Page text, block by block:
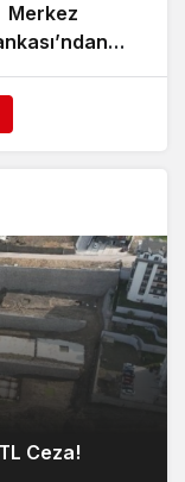
Rizespor,
Ağırlıyor!
Ceza!